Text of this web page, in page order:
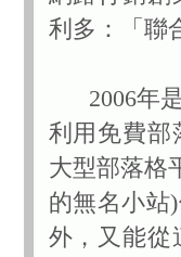
利多：「聯
2006年是
利用免費部
大型部落格
的無名小站
外，又能從